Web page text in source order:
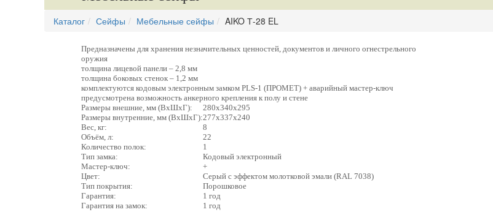
Каталог Сейфы Мебельные сейфы AIKO Т-28 EL
Предназначены для хранения незначительных ценностей, документов и личного огнестрельного
оружия
толщина лицевой панели – 2,8 мм
толщина боковых стенок – 1,2 мм
комплектуются кодовым электронным замком PLS-1 (ПРОМЕТ) + аварийный мастер-ключ
предусмотрена возможность анкерного крепления к полу и стене
Размеры внешние, мм (ВхШхГ):
280x340x295
Размеры внутренние, мм (ВхШхГ):277x337x240
Вес, кг:
8
Объём, л:
22
Количество полок:
1
Тип замка:
Кодовый электронный
Мастер-ключ:
+
Цвет:
Серый с эффектом молотковой эмали (RAL 7038)
Тип покрытия:
Порошковое
Гарантия:
1 год
Гарантия на замок:
1 год